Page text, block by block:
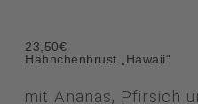
23,50€
Hähnchenbrust „Hawaii“
mit Ananas, Pfirsich